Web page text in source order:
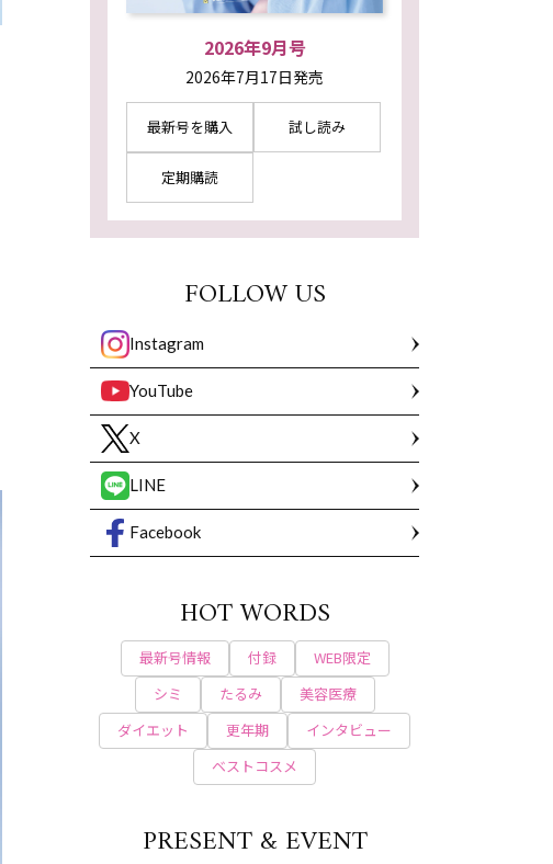
2026年9月号
2026年7月17日発売
最新号を購入 試し読み
定期購読
FOLLOW US
Instagram
YouTube
X
LINE
Facebook
HOT WORDS
最新号情報 付録
WEB限定
シミ
たるみ
美容医療
ダイエット
更年期
インタビュー
ベストコスメ
PRESENT & EVENT